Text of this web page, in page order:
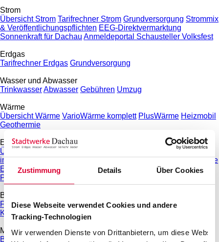
Zustimmung Details Über Cookies
Diese Webseite verwendet Cookies und andere
Tracking-Technologien
Wir verwenden Dienste von Drittanbietern, um diese
Strom
Übersicht Strom Tarifrechner Strom Grundversorgung Strommix
& Veröffentlichungspflichten EEG-Direktvermarktung
Sonnenkraft für Dachau Anmeldeportal Schausteller Volksfest
Erdgas
Tarifrechner Erdgas Grundversorgung
Wasser und Abwasser
TrinkwasserAbwasser Gebühren Umzug
Wärme
Übersicht Wärme VarioWärme komplett PlusWärme Heizmobil
Geothermie
E-Mobilität
Übersicht E-Mobilität Wallboxen zum Aktionspreis
Ladesäulen
in Dachau Ladelösungen für Ihr Zuhause Ladekarte und Preise
E-Mobilität für Unternehmen
Ladestruktur für Kommunen
Prämie für THG-Quote
Bäder
Freibad & Familienbad Hallenbad Sauna Fitness- und
Kinderangebote
Großprojekt Neubau Hallenbad
Mobilität
Busverkehr in Dachau